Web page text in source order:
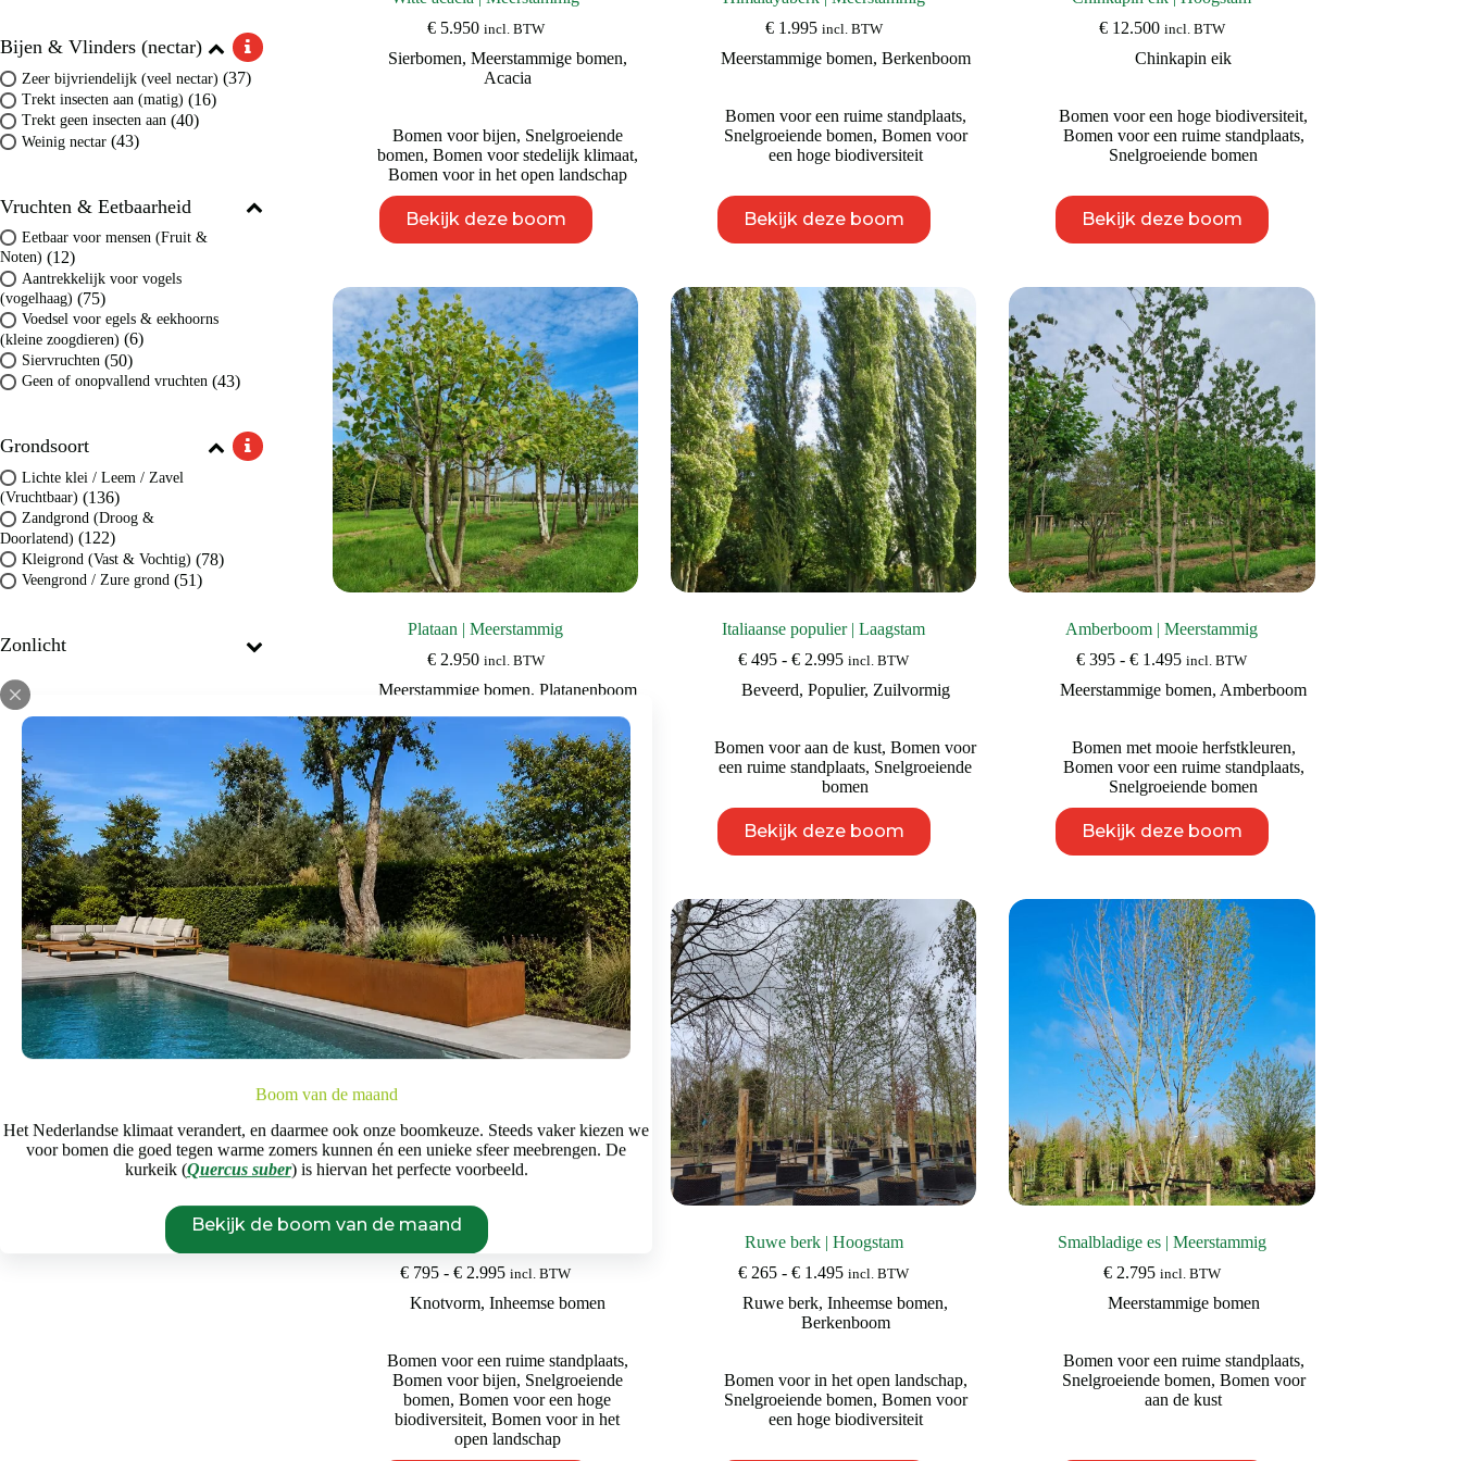
Boom van de maand
Het Nederlandse klimaat verandert, en daarmee ook onze boomkeuze. Steeds vaker kiezen we
voor bomen die goed tegen warme zomers kunnen én een unieke sfeer meebrengen. De
kurkeik (Quercus suber) is hiervan het perfecte voorbeeld.
Bekijk de boom van de maand
€5.950 incl. BTW
Sierbomen, Meerstammige bomen,
Acacia
Bomen voor bijen, Snelgroeiende
bomen, Bomen voor stedelijk klimaat,
Bomen voor in het open landschap
Bekijk deze boom
product
heeft
Deze
optie
kan
gekozen
worden
op
de
productpagina
€1.995 incl. BTW
Meerstammige bomen, Berkenboom
Bomen voor een ruime standplaats,
Snelgroeiende bomen, Bomen voor
een hoge biodiversiteit
Bekijk deze boom
product
heeft
Deze
optie
kan
gekozen
worden
op
de
productpagina
€12.500 incl. BTW
Chinkapin eik
Bomen voor een hoge biodiversiteit,
Bomen voor een ruime standplaats,
Snelgroeiende bomen
Bekijk deze boom
product
heeft
Deze
optie
kan
gekozen
worden
op
de
productpagina
Plataan | Meerstammig
€2.950 incl. BTW
Meerstammige bomen, Platanenboom
Snelgroeiende bomen,Bomen voor in
het open landschap
Bekijk deze boom
Dit
product
heeft
meerdere
variaties.
Deze
optie
kan
gekozen
worden
productpagina
Italiaanse populier | Laagstam
€ 495 - € 2.995Prijsklasse:
tot
incl. BTW
Beveerd, Populier, Zuilvormig
Bomen voor aan de kust,Bomen voor
een ruime standplaats, Snelgroeiende
bomen
Bekijk deze boom
product
heeft
variaties.
Deze
optie
kan
gekozen
worden
op
de
productpagina
Amberboom | Meerstammig
€ 395 - € 1.495Prijsklasse:
tot
incl. BTW
Meerstammige bomen,Amberboom
Bomen met mooie herfstkleuren,
Bomen voor een ruime standplaats,
Snelgroeiende bomen
Bekijk deze boom
product
heeft
variaties.
Deze
optie
kan
gekozen
worden
op
de
productpagina
Wilg | knotvorm (knotwilg)
€ 795 - € 2.995Prijsklasse:
tot
incl. BTW
Knotvorm, Inheemse bomen
Bomen voor een ruime standplaats,
Bomen voor bijen, Snelgroeiende
bomen,Bomen voor een hoge
biodiversiteit,Bomen voor in het
open landschap
Ruwe berk | Hoogstam
€ 265 - € 1.495Prijsklasse:
tot
€ 1.495
incl. BTW
Ruwe berk,Inheemse bomen,
Berkenboom
Bomen voor in het open landschap,
Snelgroeiende bomen, Bomen voor
een hoge biodiversiteit
Smalbladige es | Meerstammig
€2.795 incl. BTW
Meerstammige bomen
Bomen voor een ruime standplaats,
Snelgroeiende bomen, Bomen voor
aan de kust
Bijen & Vlinders (nectar)
Zeer bijvriendelijk (veel nectar) (37)
Trekt insecten aan (matig) (16)
Trekt geen insecten aan (40)
Weinig nectar (43)
Vruchten & Eetbaarheid
Eetbaar voor mensen (Fruit &
Noten) (12)
Aantrekkelijk voor vogels
(vogelhaag) (75)
Voedsel voor egels & eekhoorns
(kleine zoogdieren) (6)
Siervruchten (50)
Geen of onopvallend vruchten (43)
Grondsoort
Lichte klei / Leem / Zavel
(Vruchtbaar) (136)
Zandgrond (Droog &
Doorlatend) (122)
Kleigrond (Vast & Vochtig) (78)
Veengrond / Zure grond (51)
Zonlicht
Windgevoeligheid
Huidige grootte
1,5-2m 18-20m
Prijs
175 €29.500
Begin opnieuw